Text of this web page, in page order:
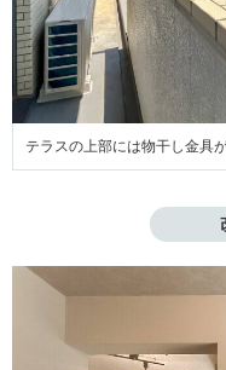
テラスの上部には物干し金具